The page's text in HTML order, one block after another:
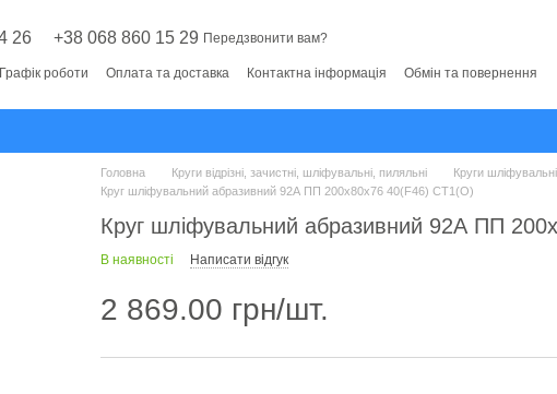
26 +38 068 860 15 29 Передзвонити вам?
Графік роботи Оплата та доставка Контактна інформація Обмін та повернення
Головна Круги відрізні, зачистні, шліфувальні, пиляльні Круги
Круг шліфувальний абразивний 92А ПП 200х80х76 40(F46) СТ1(O)
Круг шліфувальний абразивний 92А ПП
В наявності Написати відгук
2 869.00 грн/шт.